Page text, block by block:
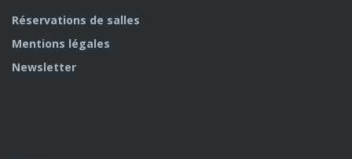
Réservations de salles
Mentions légales
Newsletter